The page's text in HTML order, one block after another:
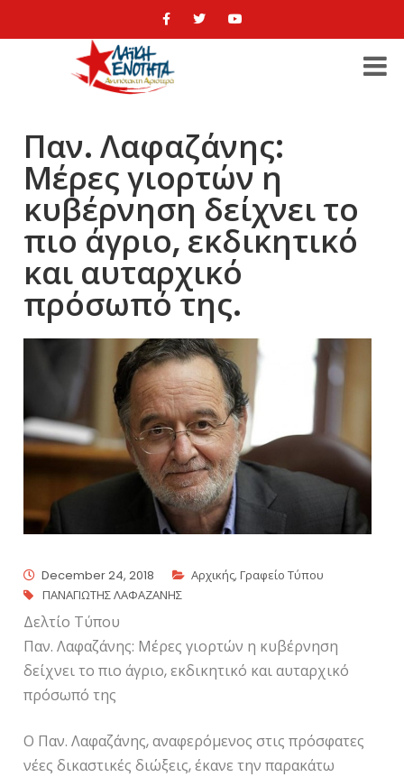
Παν. Λαφαζάνης:
Μέρες γιορτών η
κυβέρνηση δείχνει το
πιο άγριο, εκδικητικό
και αυταρχικό
πρόσωπό της.
December 24, 2018 Αρχικής,Γραφείο Τύπου
ΠΑΝΑΓΙΩΤΗΣ ΛΑΦΑΖΑΝΗΣ
Δελτίο Τύπου
Παν. Λαφαζάνης: Μέρες γιορτών η κυβέρνηση
δείχνει το πιο άγριο, εκδικητικό και αυταρχικό
πρόσωπό της
Ο Παν. Λαφαζάνης, αναφερόμενος στις πρόσφατες
νέες δικαστικές διώξεις, έκανε την παρακάτω